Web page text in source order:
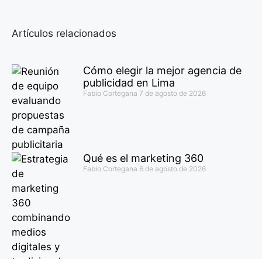
Artículos relacionados
Cómo elegir la mejor agencia de
publicidad en Lima
Fabio Cortegana 7 de agosto de 2026
Qué es el marketing 360
Fabio Cortegana 6 de agosto de 2026